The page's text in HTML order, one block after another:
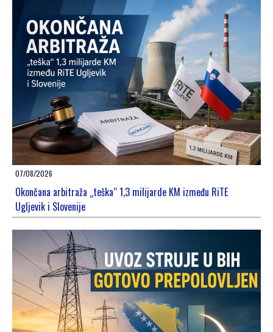
07/08/2026
Okončana arbitraža „teška“ 1,3 milijarde KM između RiTE
Ugljevik i Slovenije